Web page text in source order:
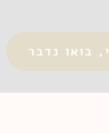
בואו נדבר